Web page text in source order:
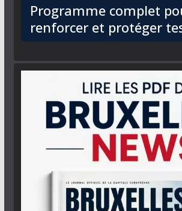
Programme complet
renforcer et protéger